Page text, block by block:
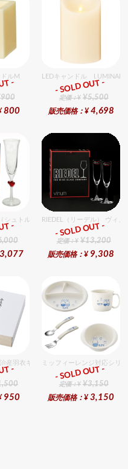
スギフトセット（2個入り）
ドルM
800
-
LEDキャンドル
ギフト
定価：¥ ¥5,500
販売価格：¥ 4,698
- SOLD OUT -
ラスギフトセット（2個入り）
シュトルツル ラウンジッツ） アモーレ
3,077
-
RIEDEL（リーデル） ヴィ
ギフト
定価：¥ ¥13,200
販売価格：¥ 9,308
- SOLD OUT -
ボリー ピラー4x9 ギフトボックス入
産羽衣ギフトフェイスタオル 1個入セ
950
-
ミッフィーレンジ対応シリ
ギフト
定価：¥ ¥3,150
販売価格：¥ 3,150
- SOLD OUT -